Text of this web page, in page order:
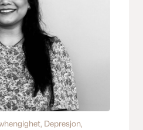
, Depresjon